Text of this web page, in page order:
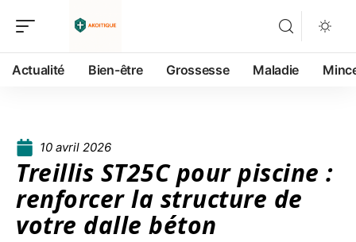
Actualité Bien-être Grossesse Maladie
10 avril 2026
Treillis ST25C pour piscine :
renforcer la structure de
votre dalle béton